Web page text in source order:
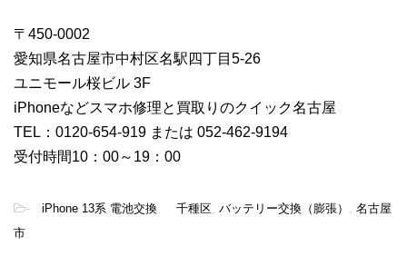
〒450-0002
愛知県名古屋市中村区名駅四丁目5-26
ユニモール桜ビル 3F
iPhoneなどスマホ修理と買取りのクイック名古屋
TEL：0120-654-919 または 052-462-9194
受付時間10：00～19：00
- iPhone 13系 電池交換 千種区 バッテリー交換（膨張）
名古屋
市